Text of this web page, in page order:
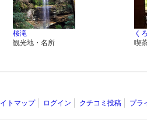
桜滝
観光地・名所
く
喫
トマップ ログイン クチコミ投稿 プラ